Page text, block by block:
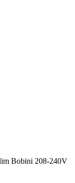
Bobini 208-240V